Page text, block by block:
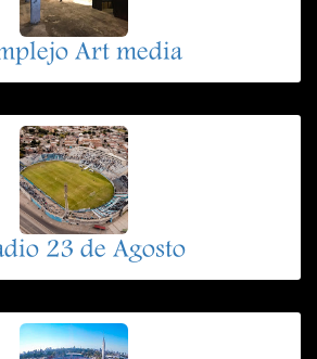
Art media
23 de Agosto